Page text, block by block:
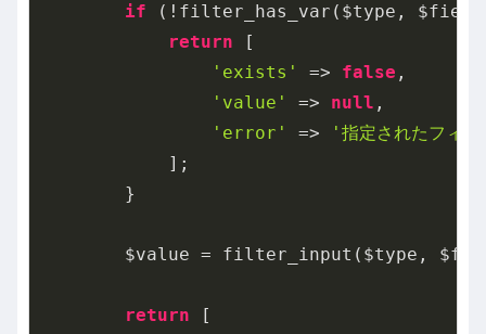
if (!filter_has_var($type,
return [
'exists'
=> false ,
'value'
=> null ,
'error'
=>
'指定されたフィ
            ];
        }
$value = filter_input($type,
return [